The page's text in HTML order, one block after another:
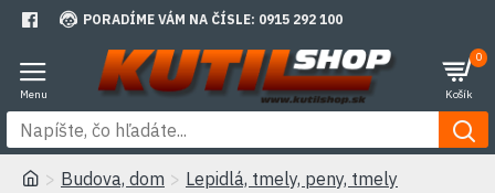
PORADÍME VÁM NA ČÍSLE: 0915 292 100
0
Budova, dom
Lepidlá, tmely, peny, tmely